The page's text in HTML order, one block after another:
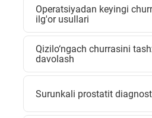
Operatsiyadan keyingi
ilg'or usullari
Qizilo‘ngach churrasini
davolash
Surunkali prostatit